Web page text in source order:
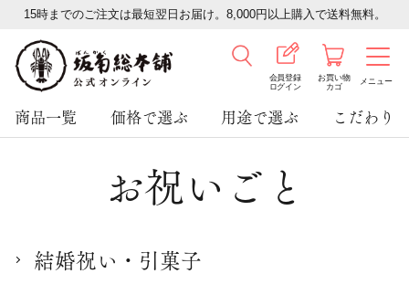
15時までのご注文は最短翌日お届け。8,000円以上購入で送料無料。
会員登録
ログイン
お買い物
カゴ
メニュー
商品一覧 価格で選ぶ 用途で選ぶ こだわり
お祝いごと
結婚祝い・引菓子